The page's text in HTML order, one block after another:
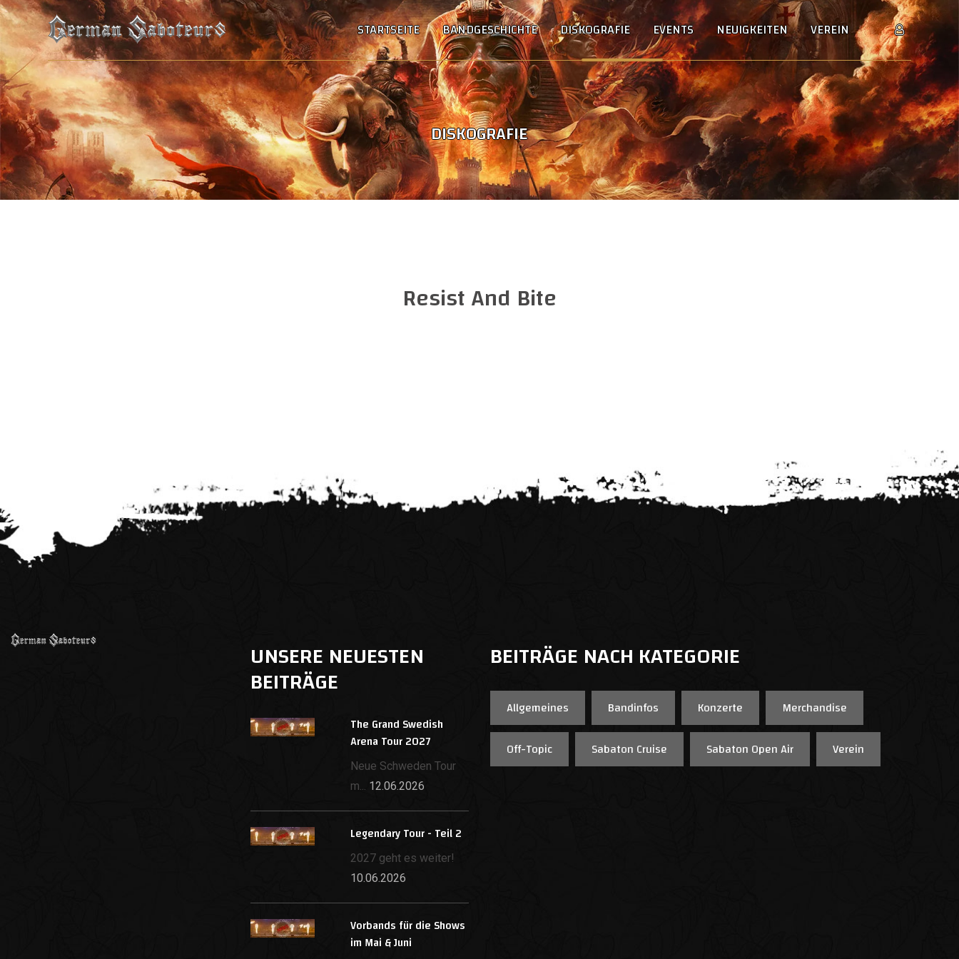
STARTSEITE BANDGESCHICHTE DISKOGRAFIE EVENTS NEUIGKEITEN VEREIN
DISKOGRAFIE
Resist And Bite
UNSERE NEUESTEN
BEITRÄGE
The Grand Swedish
Arena Tour 2027
Neue Schweden Tour
m... 12.06.2026
Legendary Tour - Teil 2
2027 geht es weiter!
10.06.2026
Vorbands für die Shows
im Mai & Juni
BEITRÄGE NACH KATEGORIE
Allgemeines Bandinfos Konzerte
Merchandise
Off-Topic
Sabaton Cruise Sabaton Open Air Verein